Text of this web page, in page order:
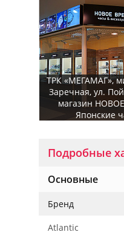
ТРК «МЕГАМАГ»,
Заречная, ул.
магазин
Японские
Подробные
Основные
Бренд
Atlantic